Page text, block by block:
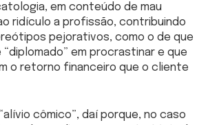
em conteúdo de mau
ridículo a profissão, contribuindo
pejorativos, como o de que
em procrastinar e que
o retorno financeiro que o cliente
cômico”, daí porque, no caso